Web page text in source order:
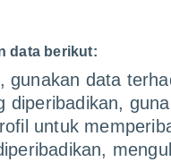
data berikut:
data
untuk
Pergi ke Paparan